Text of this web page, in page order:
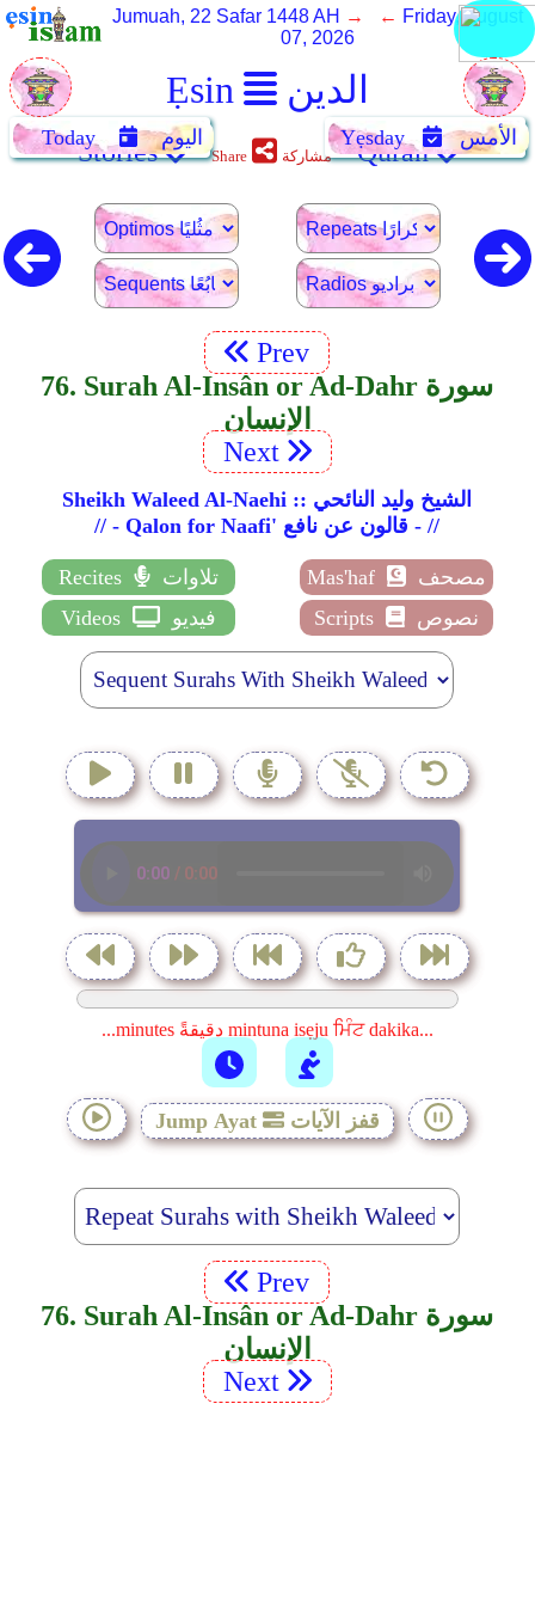
Ẹsin الدين
Jumuah, 22 Safar 1448 AH → ← Friday, August
07, 2026
Today اليوم Yẹsday الأمس Stories Share مشاركة Quran
Prev
76. Surah Al-Insân or Ad-Dahr سورة
الإنسان
Next
Sheikh Waleed Al-Naehi :: الشيخ وليد النائحي
// - Qalon for Naafi' قالون عن نافع - //
Recites تلاوات Mas'haf
مصحف
Videos
فيديو Scripts نصوص
...minutes دقيقةً mintuna isẹju ਮਿੰਟ dakika...
Jump Ayat قفز الآيات
Prev
76. Surah Al-Insân or Ad-Dahr سورة
الإنسان
Next